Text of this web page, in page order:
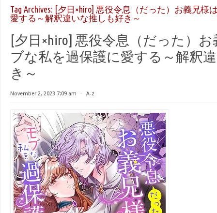
Tag Archives: [夕日×hiro] 悪役令息（だった）お義兄様
愛する～解釈違いな推しも好き～
[夕日×hiro] 悪役令息（だった）
ブな私を過保護に愛する～解釈
き～
November 2, 2023 7:09 am ⋅ A-z